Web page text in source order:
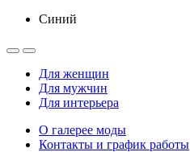
Синий
Для женщин
Для мужчин
Для интерьера
О галерее моды
Контакты и график работы